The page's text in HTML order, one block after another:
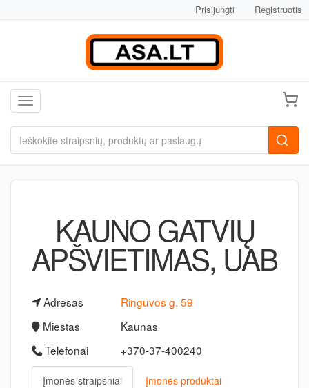
Prisijungti Registruotis
Toggle navigation
KAUNO GATVIŲ
APŠVIETIMAS, UAB
Adresas
Ringuvos g. 59
Miestas
Kaunas
Telefonai
+370-37-400240
Įmonės straipsniai Įmonės produktai